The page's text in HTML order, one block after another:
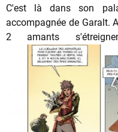
C'est là dans son
accompagnée de Garalt.
2 amants